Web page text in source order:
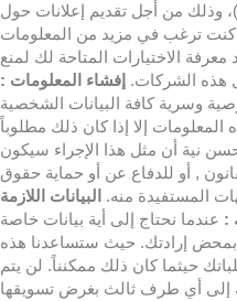
وذلك من أجل تقديم إعلانات حول
كنت ترغب في مزيد من المعلومات
الاختيارات المتاحة لك لمنع
هذه الشركات. إفشاء المعلومات :
وسرية كافة البيانات الشخصية
إلا إذا كان ذلك مطلوباً
نية أن مثل هذا الإجراء سيكون
, أو للدفاع عن أو حماية حقوق
المستفيدة منه. البيانات اللازمة
: عندما نحتاج إلى أية بيانات خاصة
بمحض إرادتك. حيث ستساعدنا هذه
حيثما كان ذلك ممكنناً. لن يتم
إلى أي طرف ثالث بغرض تسويقها